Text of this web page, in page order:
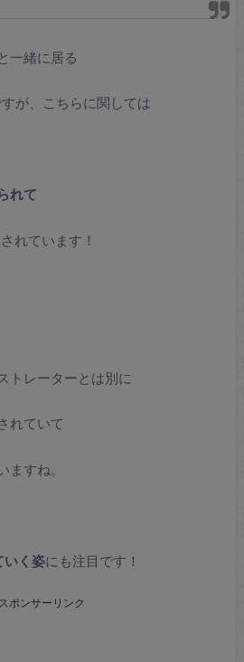
一緒に居る
が、こちらに関しては
れて
れています！
トレーターとは別に
れていて
ますね。
いく姿にも注目です！
スポンサーリンク